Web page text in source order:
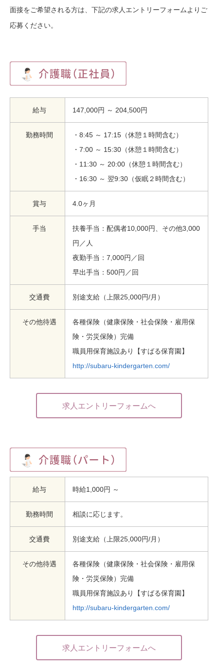
面接をご希望される方は、下記の求人エントリーフォームよりご
応募ください。
給与 147,000円 ～ 204,500円
勤務時間
・8:45 ～ 17:15（休憩１時間含む）
・7:00 ～ 15:30（休憩１時間含む）
・11:30 ～ 20:00（休憩１時間含む）
・16:30 ～ 翌9:30（仮眠２時間含む）
賞与 4.0ヶ月
手当
扶養手当：配偶者10,000円、その他3,000
円／人
夜勤手当：7,000円／回
早出手当：500円／回
交通費 別途支給（上限25,000円/月）
その他待遇
各種保険（健康保険・社会保険・雇用保
険・労災保険）完備
職員用保育施設あり【すばる保育園】
http://subaru-kindergarten.com/
求人エントリーフォームへ
給与 時給1,000円 ～
勤務時間 相談に応じます。
交通費 別途支給（上限25,000円/月）
その他待遇
各種保険（健康保険・社会保険・雇用保
険・労災保険）完備
職員用保育施設あり【すばる保育園】
http://subaru-kindergarten.com/
求人エントリーフォームへ